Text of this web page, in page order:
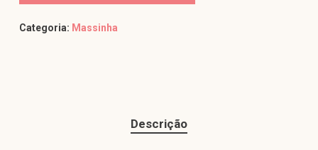
Categoria: Massinha
Descrição